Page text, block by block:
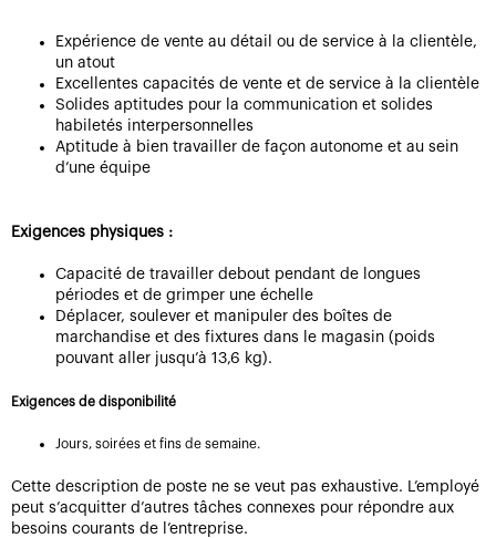
Expérience de vente au détail ou de service à la clientèle,
un atout
Excellentes capacités de vente et de service à la clientèle
Solides aptitudes pour la communication et solides
habiletés interpersonnelles
Aptitude à bien travailler de façon autonome et au sein
d’une équipe
Exigences physiques :
Capacité de travailler debout pendant de longues
périodes et de grimper une échelle
Déplacer, soulever et manipuler des boîtes de
marchandise et des fixtures dans le magasin (poids
pouvant aller jusqu’à 13,6 kg).
Exigences de disponibilité
Jours, soirées et fins de semaine.
Cette description de poste ne se veut pas exhaustive. L’employé
peut s’acquitter d’autres tâches connexes pour répondre aux
besoins courants de l’entreprise.